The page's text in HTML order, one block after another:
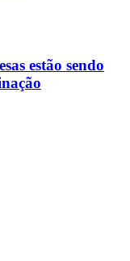
estão sendo